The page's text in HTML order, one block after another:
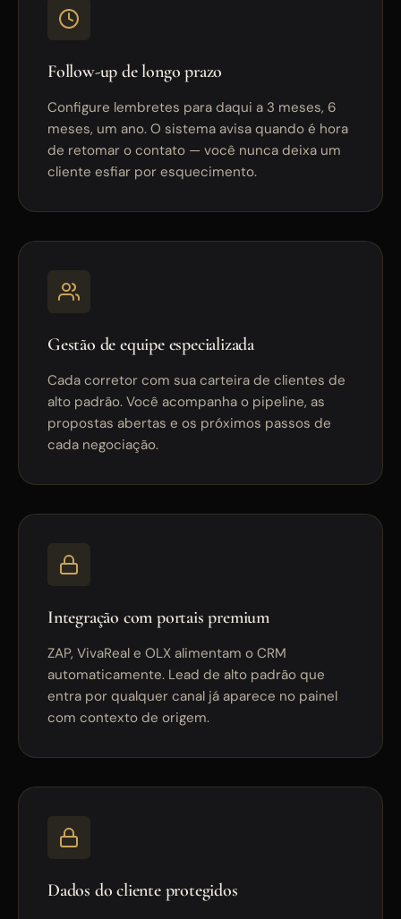
Follow-up de longo prazo
Configure lembretes para daqui a 3 meses, 6
meses, um ano. O sistema avisa quando é hora
de retomar o contato — você nunca deixa um
cliente esfiar por esquecimento.
Gestão de equipe especializada
Cada corretor com sua carteira de clientes de
alto padrão. Você acompanha o pipeline, as
propostas abertas e os próximos passos de
cada negociação.
Integração com portais premium
ZAP, VivaReal e OLX alimentam o CRM
automaticamente. Lead de alto padrão que
entra por qualquer canal já aparece no painel
com contexto de origem.
Dados do cliente protegidos